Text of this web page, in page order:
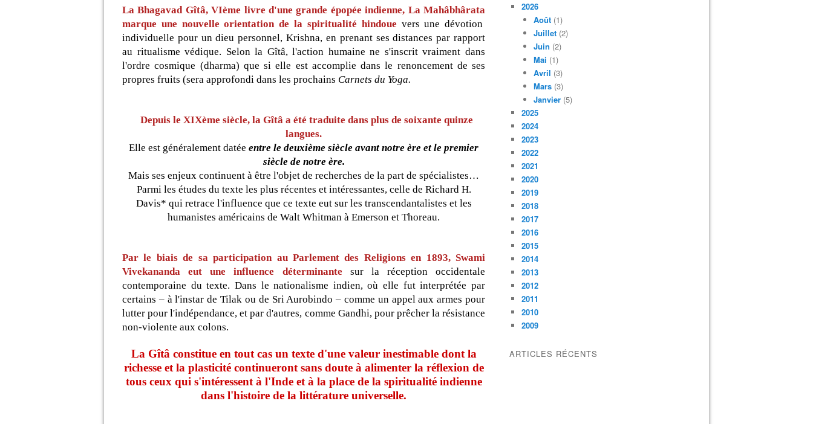
La Bhagavad Gîtâ, VIème livre d'une grande épopée indienne, La Mahâbhârata
marque une nouvelle orientation de la spiritualité hindoue vers une dévotion
individuelle pour un dieu personnel, Krishna, en prenant ses distances par rapport
au ritualisme védique. Selon la Gîtâ, l'action humaine ne s'inscrit vraiment dans
l'ordre cosmique (dharma) que si elle est accomplie dans le renoncement de ses
propres fruits (sera approfondi dans les prochains Carnets du Yoga.
Depuis le XIXème siècle, la Gîtâ a été traduite dans plus de soixante quinze
langues.
Elle est généralement datée entre le deuxième siècle avant notre ère et le premier
siècle de notre ère.
Mais ses enjeux continuent à être l'objet de recherches de la part de spécialistes…
Parmi les études du texte les plus récentes et intéressantes, celle de Richard H.
Davis* qui retrace l'influence que ce texte eut sur les transcendantalistes et les
humanistes américains de Walt Whitman à Emerson et Thoreau.
Par le biais de sa participation au Parlement des Religions en 1893, Swami
Vivekananda eut une influence déterminante sur la réception occidentale
contemporaine du texte. Dans le nationalisme indien, où elle fut interprétée par
certains – à l'instar de Tilak ou de Sri Aurobindo – comme un appel aux armes pour
lutter pour l'indépendance, et par d'autres, comme Gandhi, pour prêcher la résistance
non-violente aux colons.
La Gîtâ constitue en tout cas un texte d'une valeur inestimable dont la
richesse et la plasticité continueront sans doute à alimenter la réflexion de
tous ceux qui s'intéressent à l'Inde et à la place de la spiritualité indienne
dans l'histoire de la littérature universelle.
2026
Août (1)
Juillet (2)
Juin (2)
Mai (1)
Avril (3)
Mars (3)
Janvier (5)
2025
2024
2023
2022
2021
2020
2019
2018
2017
2016
2015
2014
2013
2012
2011
2010
2009
ARTICLES RÉCENTS